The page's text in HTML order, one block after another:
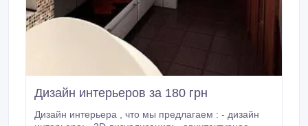
Дизайн интерьеров за 180 грн
Дизайн интерьера , что мы предлагаем : - дизайн